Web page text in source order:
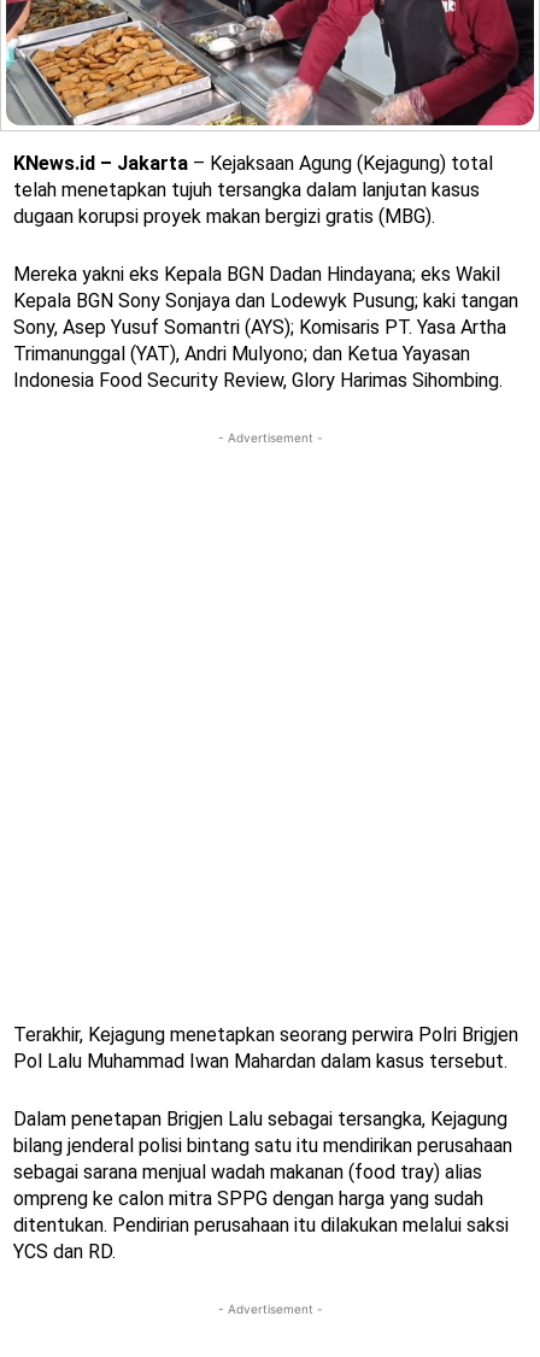
KNews.id – Jakarta – Kejaksaan Agung (Kejagung) total
telah menetapkan tujuh tersangka dalam lanjutan kasus
dugaan korupsi proyek makan bergizi gratis (MBG).
Mereka yakni eks Kepala BGN Dadan Hindayana; eks Wakil
Kepala BGN Sony Sonjaya dan Lodewyk Pusung; kaki tangan
Sony, Asep Yusuf Somantri (AYS); Komisaris PT. Yasa Artha
Trimanunggal (YAT), Andri Mulyono; dan Ketua Yayasan
Indonesia Food Security Review, Glory Harimas Sihombing.
- Advertisement -
Terakhir, Kejagung menetapkan seorang perwira Polri Brigjen
Pol Lalu Muhammad Iwan Mahardan dalam kasus tersebut.
Dalam penetapan Brigjen Lalu sebagai tersangka, Kejagung
bilang jenderal polisi bintang satu itu mendirikan perusahaan
sebagai sarana menjual wadah makanan (food tray) alias
ompreng ke calon mitra SPPG dengan harga yang sudah
ditentukan. Pendirian perusahaan itu dilakukan melalui saksi
YCS dan RD.
- Advertisement -